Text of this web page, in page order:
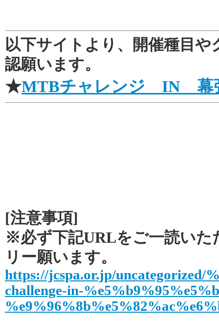
以下サイトより、開催種目
認願います。
★MTBチャレンジ IN 幕
[注意事項]
※必ず下記URLをご一読いた
リー願います。
https://jcspa.or.jp/uncategorized/
challenge-in-